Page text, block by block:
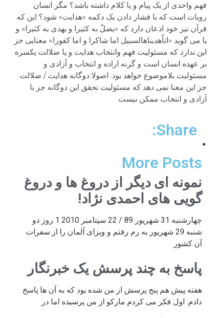
فهم واحدی از یک پیام و یا کلام داشته باشد؟ مگر انسان
روبات است که با فشار دادن یک دکمه «هدایت» شود؟ این که
قرآن نیز خود اذعان دارد که «یضلّ به کثیرا و یهدی به کثیرا» و
یا می گوید «اناّهدیناهالسبیل اما شاکرا و اما کفورا» معنایی جز
این ندارد که مسئولیت فهم وانتخاب هدایت و یا ضلالت یکسره
بر عهده انسان است و گرنه اراده و انتخاب و آزادی و
مسئولیت بلاموضوع خواهد بود. اصولا دوگانه هدایت / ضلالت
جز این معنا نمی دهد که مسئولیت تحقق این دوگانه جز با
آزادی و انتخاب ممکن نیست
Share:
More Posts
نمونه ای دیگر از دروغ ها و دروغ
گویی های احمدی نژاد!
چهارشنبه 31 شهریور 89 / 22 سپتامبر 2010 1 روز دو
شنبه 29 شهریور به رم رفتم و ویزای آلمان را از سفرات
آن کشور
پاسخ به چند پرسش یک خبرنگار
هفته پیش هم پنج پرسش از من شده بود که به آن ها پاسخ
دادم. اول فکر می کردم مارکو از من پرسیده اما در